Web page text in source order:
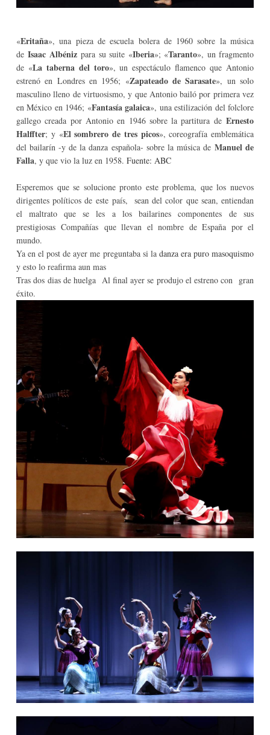
«Eritaña», una pieza de escuela bolera de 1960 sobre la música
deIsaac Albénizpara su suite «Iberia»; «Taranto», un fragmento
de «La taberna del toro», un espectáculo flamenco que Antonio
estrenó en Londres en 1956; «Zapateado de Sarasate», un solo
masculino lleno de virtuosismo, y que Antonio bailó por primera vez
en México en 1946; «Fantasía galaica», una estilización del folclore
gallego creada por Antonio en 1946 sobre la partitura de Ernesto
Halffter; y «El sombrero de tres picos», coreografía emblemática
del bailarín -y de la danza española- sobre la música de Manuel de
Falla, y que vio la luz en 1958. Fuente: ABC
Esperemos que se solucione pronto este problema, que los nuevos
dirigentes políticos de este país, sean del color que sean, entiendan
el maltrato que se les a los bailarines componentes de sus
prestigiosas Compañías que llevan el nombre de España por el
mundo.
Ya en el post de ayer me preguntaba si ladanza era puro masoquismo
y esto lo reafirma aun mas
Tras dos dias de huelga Al final ayer se produjo el estreno con gran
éxito.